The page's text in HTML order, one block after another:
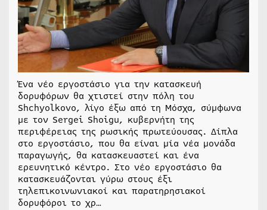
Ένα νέο εργοστάσιο για την κατασκευή
δορυφόρων θα χτιστεί στην πόλη του
Shchyolkovo, λίγο έξω από τη Μόσχα, σύμφωνα
με τον Sergei Shoigu, κυβερνήτη της
περιφέρειας της ρωσικής πρωτεύουσας. Δίπλα
στο εργοστάσιο, που θα είναι μία νέα μονάδα
παραγωγής, θα κατασκευαστεί και ένα
ερευνητικό κέντρο. Στο νέο εργοστάσιο θα
κατασκευάζονται γύρω στους έξι
τηλεπικοινωνιακοί και παρατηρησιακοί
δορυφόροι το χρ…